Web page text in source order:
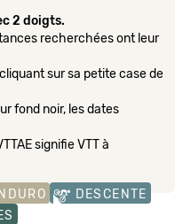
2 doigts.
recherchées ont leur
sur sa petite case de
fond noir, les dates
signifie VTT à
DESCENTE